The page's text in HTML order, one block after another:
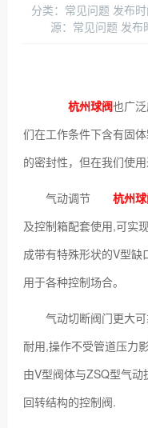
分类：常见问题 发布
源：常见问题 发
杭州球阀也广
们在工作条件下含有固
的密封性，但在我们使用
气动调节 杭州
及控制箱配套使用,可实
成带有特殊形状的V型
用于各种控制场合。
气动切断阀门更大
耐用,操作不受管道压力
由V型阀体与ZSQ型气
回转结构的控制阀.